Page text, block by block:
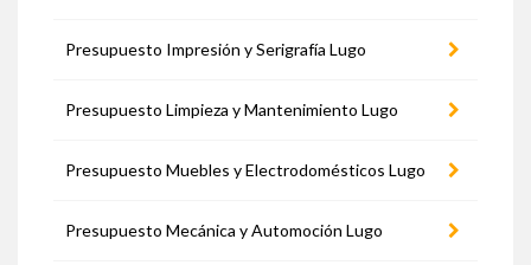
Presupuesto Impresión y Serigrafía Lugo
Presupuesto Limpieza y Mantenimiento Lugo
Presupuesto Muebles y Electrodomésticos Lugo
Presupuesto Mecánica y Automoción Lugo